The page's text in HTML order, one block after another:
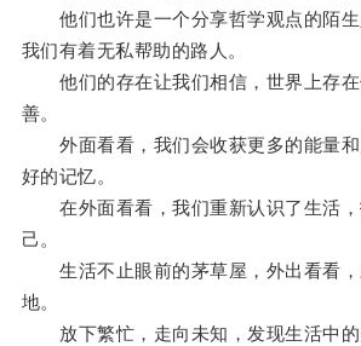
他们也许是一个分享哲学观点的陌生
我们有着无私帮助的路人。
他们的存在让我们相信，世界上存在
善。
外面看看，我们会收获更多的能量和
好的记忆。
在外面看看，我们重新认识了生活，
己。
生活不止眼前的茅草屋，外出看看，
地。
放下繁忙，走向未知，发现生活中的